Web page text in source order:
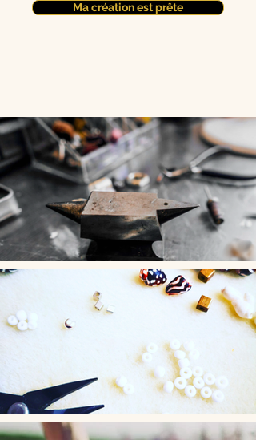
Ma création est prête